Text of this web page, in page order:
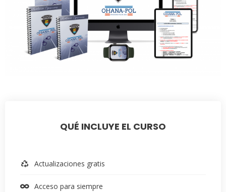
QUÉ INCLUYE EL CURSO
Actualizaciones gratis
Acceso para siempre